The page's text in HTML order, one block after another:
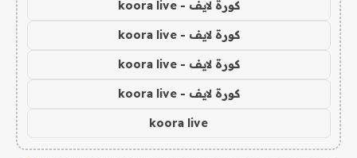
كورة لايف - koora live
كورة لايف - koora live
كورة لايف - koora live
كورة لايف - koora live
koora live